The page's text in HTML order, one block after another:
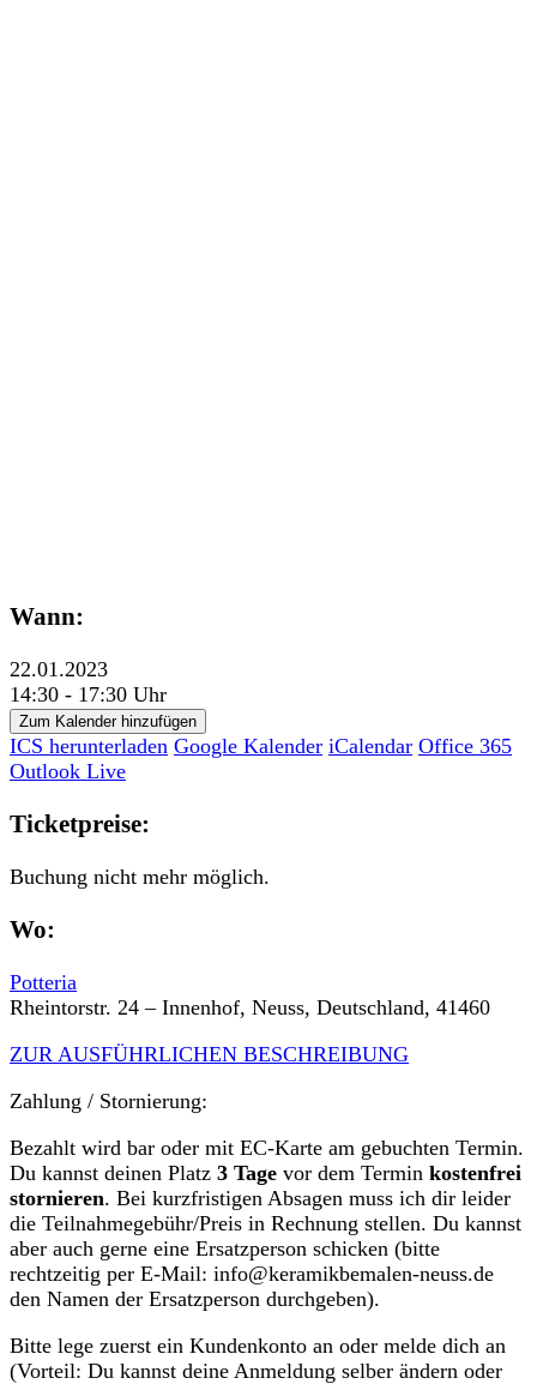
Wann:
22.01.2023
14:30 - 17:30 Uhr
Zum Kalender hinzufügen
ICS herunterladen Google Kalender iCalendar Office 365
Outlook Live
Ticketpreise:
Buchung nicht mehr möglich.
Wo:
Potteria
Rheintorstr. 24 – Innenhof, Neuss, Deutschland, 41460
ZUR AUSFÜHRLICHEN BESCHREIBUNG
Zahlung / Stornierung:
Bezahlt wird bar oder mit EC-Karte am gebuchten Termin.
Du kannst deinen Platz 3 Tage vor dem Termin kostenfrei
stornieren. Bei kurzfristigen Absagen muss ich dir leider
die Teilnahmegebühr/Preis in Rechnung stellen. Du kannst
aber auch gerne eine Ersatzperson schicken (bitte
rechtzeitig per E-Mail: info@keramikbemalen-neuss.de
den Namen der Ersatzperson durchgeben).
Bitte lege zuerst ein Kundenkonto an oder melde dich an
(Vorteil: Du kannst deine Anmeldung selber ändern oder